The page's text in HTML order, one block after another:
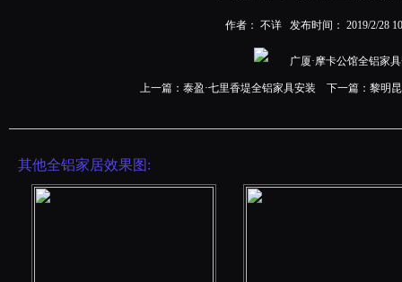
作者： 不详 发布时间： 2019/2/28
上一篇： 泰盈·七里香堤全铝家具安装 下一篇： 黎明
其他全铝家居效果图: